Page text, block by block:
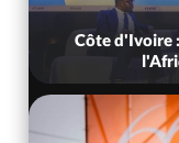
Côte d'Ivoire